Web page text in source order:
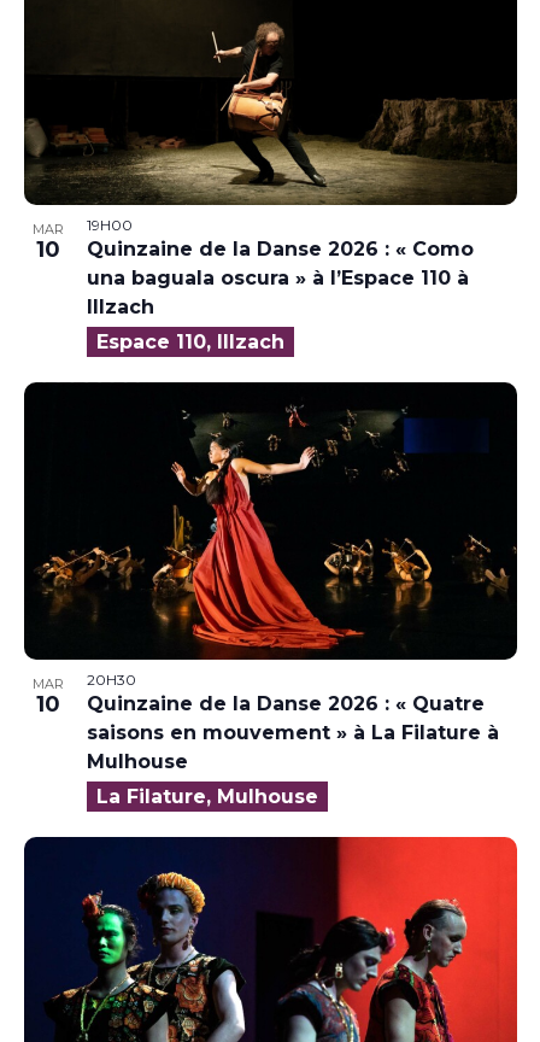
MAR
10
19H00
Quinzaine de la Danse 2026 : « Como
una baguala oscura » à l’Espace 110 à
Illzach
Espace 110, Illzach
MAR
10
20H30
Quinzaine de la Danse 2026 : « Quatre
saisons en mouvement » à La Filature à
Mulhouse
La Filature, Mulhouse